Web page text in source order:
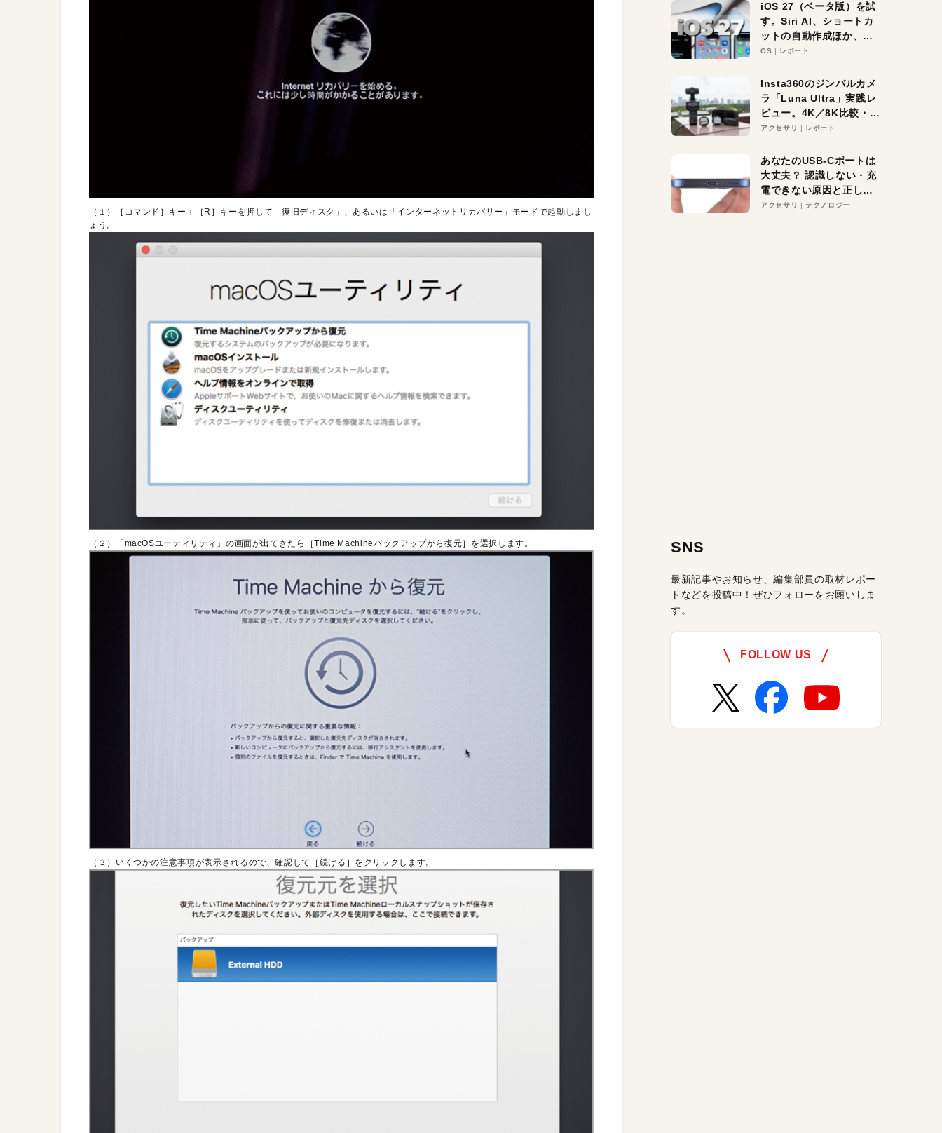
（１）［コマンド］キー＋［R］キーを押して「復旧ディスク」、あるいは「インターネットリカバリー」モードで起動しまし
ょう。
（２）「macOSユーティリティ」の画面が出てきたら［Time Machineバックアップから復元］を選択します。
（３）いくつかの注意事項が表示されるので、確認して［続ける］をクリックします。
iOS 27（ベータ版）を試
す。Siri AI、ショートカ
ットの自動作成ほか、期
待大の便利機能5選。
る未来はすぐそこ！
OS レポート
Insta360のジンバルカメ
ラ「Luna Ultra」実践レ
ビュー。4K／8K比較・ズ
ーム・夜間撮影をチェッ
アクセサリ レポート
あなたのUSB-Cポートは
大丈夫？ 認識しない・充
電できない原因と正しい
対策
アクセサリ テクノロジー
SNS
最新記事やお知らせ、編集部員の取材レポー
トなどを投稿中！ぜひフォローをお願いしま
す。
FOLLOW US